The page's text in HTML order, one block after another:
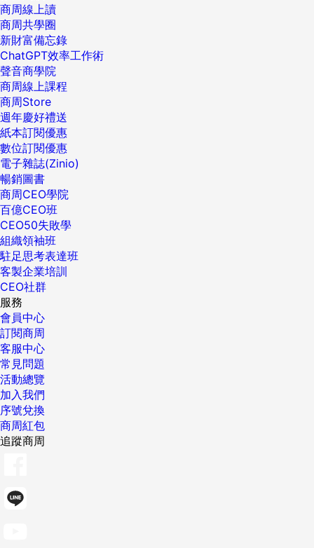
商周線上讀
商周共學圈
新財富備忘錄
ChatGPT效率工作術
聲音商學院
商周線上課程
商周Store
週年慶好禮送
紙本訂閱優惠
數位訂閱優惠
電子雜誌(Zinio)
暢銷圖書
商周CEO學院
百億CEO班
CEO50失敗學
組織領袖班
駐足思考表達班
客製企業培訓
CEO社群
服務
會員中心
訂閱商周
客服中心
常見問題
活動總覽
加入我們
序號兌換
商周紅包
追蹤商周